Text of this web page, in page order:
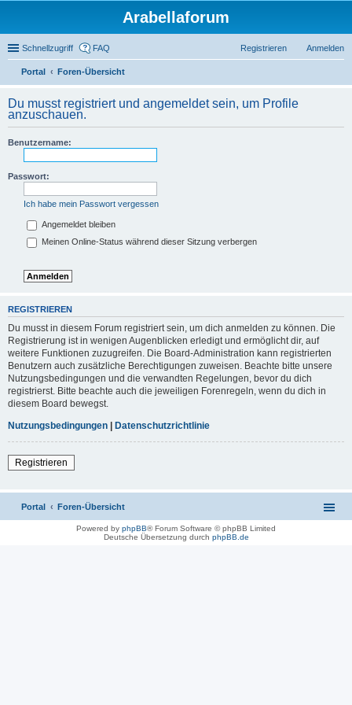
Arabellaforum
Schnellzugriff FAQ Anmelden
Registrieren
Portal
Foren-Übersicht
Du musst registriert und angemeldet sein, um Profile
anzuschauen.
Benutzername:
Passwort:
Ich habe mein Passwort vergessen
Angemeldet bleiben
Meinen Online-Status während dieser Sitzung verbergen
REGISTRIEREN
Du musst in diesem Forum registriert sein, um dich anmelden zu können. Die
Registrierung ist in wenigen Augenblicken erledigt und ermöglicht dir, auf
weitere Funktionen zuzugreifen. Die Board-Administration kann registrierten
Benutzern auch zusätzliche Berechtigungen zuweisen. Beachte bitte unsere
Nutzungsbedingungen und die verwandten Regelungen, bevor du dich
registrierst. Bitte beachte auch die jeweiligen Forenregeln, wenn du dich in
diesem Board bewegst.
Nutzungsbedingungen | Datenschutzrichtlinie
Registrieren
Portal Foren-Übersicht
Powered by phpBB® Forum Software © phpBB Limited
Deutsche Übersetzung durch phpBB.de